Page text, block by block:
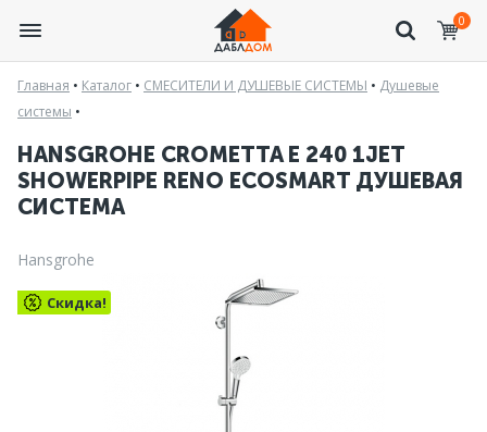
0
Главная • Каталог • СМЕСИТЕЛИ И ДУШЕВЫЕ СИСТЕМЫ • Душевые
системы •
HANSGROHE CROMETTA Е 240 1JET
SHOWERPIPE RENO ECOSMART ДУШЕВАЯ
СИСТЕМА
Hansgrohe
Скидка!